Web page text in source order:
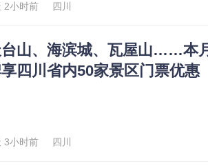
2小时前 四川
山、海滨城、瓦屋山……本
四川省内50家景区门票优惠
3小时前 四川